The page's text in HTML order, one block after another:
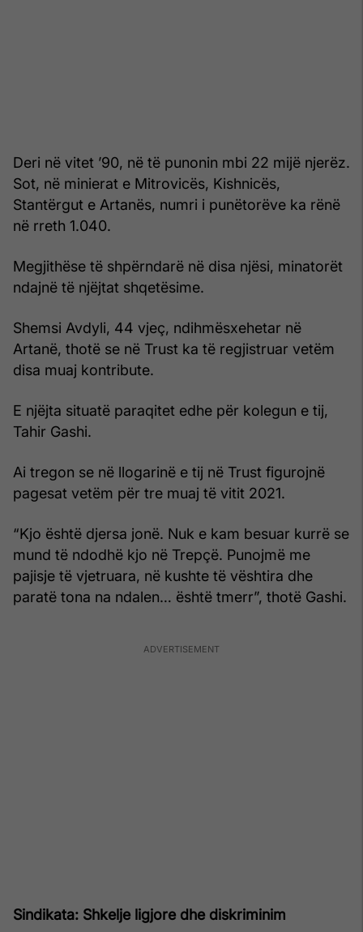
Deri në vitet ’90, në të punonin mbi 22 mijë njerëz.
Sot, në minierat e Mitrovicës, Kishnicës,
Stantërgut e Artanës, numri i punëtorëve ka rënë
në rreth 1.040.
Megjithëse të shpërndarë në disa njësi, minatorët
ndajnë të njëjtat shqetësime.
Shemsi Avdyli, 44 vjeç, ndihmësxehetar në
Artanë, thotë se në Trust ka të regjistruar vetëm
disa muaj kontribute.
E njëjta situatë paraqitet edhe për kolegun e tij,
Tahir Gashi.
Ai tregon se në llogarinë e tij në Trust figurojnë
pagesat vetëm për tre muaj të vitit 2021.
“Kjo është djersa jonë. Nuk e kam besuar kurrë se
mund të ndodhë kjo në Trepçë. Punojmë me
pajisje të vjetruara, në kushte të vështira dhe
paratë tona na ndalen… është tmerr”, thotë Gashi.
Sindikata: Shkelje ligjore dhe diskriminim